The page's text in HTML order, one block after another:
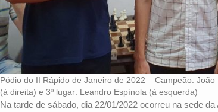
Pódio do II Rápido de Janeiro de 2022 – Campeão:
(à direita) e 3º lugar: Leandro Espínola (à esquerda)
Na tarde de sábado, dia 22/01/2022 ocorreu na sede da